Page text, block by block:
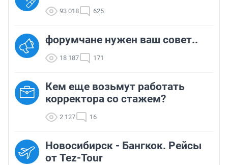
93 018 625
форумчане нужен ваш совет..
18 187 171
Кем еще возьмут работать
корректора со стажем?
2 127 16
Новосибирск - Бангкок. Рейсы
от Tez-Tour